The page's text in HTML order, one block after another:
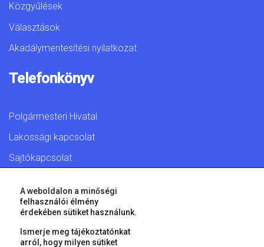
Közgyűlések
Választások
Akadálymentesítési nyilatkozat
Telefonkönyv
Polgármesteri Hivatal
Lakossági kapcsolat
Sajtókapcsolat
© 2026 Győr Megyei Jogú Város • Minden jog fenntartva!
A weboldalon a minőségi
felhasználói élmény
érdekében sütiket használunk.
Ismerje meg tájékoztatónkat
arról, hogy milyen sütiket